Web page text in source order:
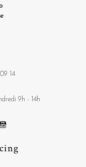
14
9h - 14h